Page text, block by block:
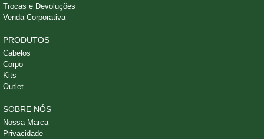
Trocas e Devoluções
Venda Corporativa
PRODUTOS
Cabelos
Corpo
Kits
Outlet
SOBRE NÓS
Nossa Marca
Privacidade